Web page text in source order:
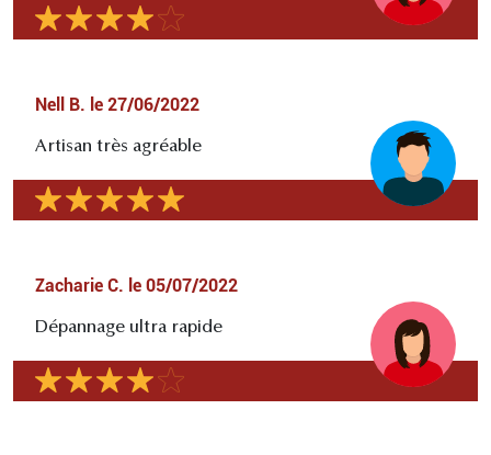
Nell B. le 27/06/2022
Artisan très agréable
Zacharie C. le 05/07/2022
Dépannage ultra rapide